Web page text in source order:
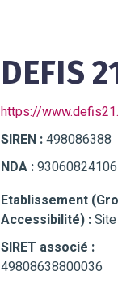
DEFIS
https://
SIREN :498086388
NDA :93060824106
Etablissement
Accessibilité) :
SIRET associé :
49808638800036